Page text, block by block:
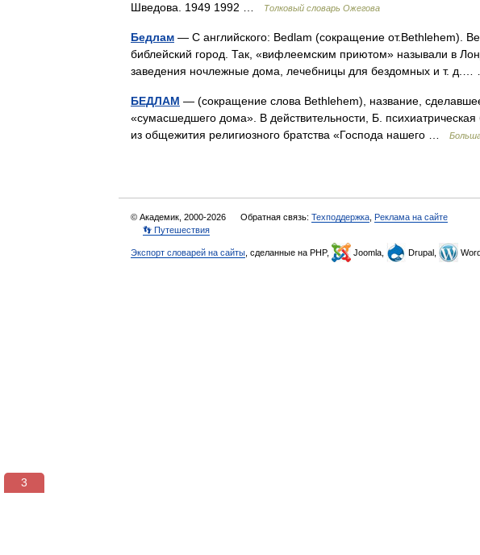
Шведова. 1949 1992 …
Толковый словарь Ожегова
Бедлам — С английского: Bedlam (сокращение от.Bethlehem).
библейский город. Так, «вифлеемским приютом» называли в
заведения ночлежные дома, лечебницы для бездомных и т.
БЕДЛАМ — (сокращение слова Bethlehem), название,
«сумасшедшего дома». В действительности, Б.
из общежития религиозного братства «Господа нашего …
© Академик, 2000-2026 Обратная связь: Техподдержка Реклама на сайте
👣 Путешествия
Экспорт словарей на сайты , сделанные на PHP, Joomla, Drupal,
3